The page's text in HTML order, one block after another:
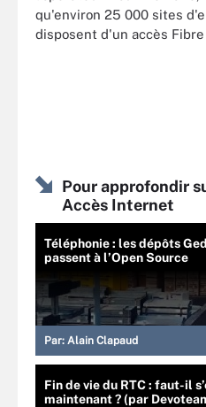
qu'environ 25 000 sites
disposent d'un accès
Pour approfondir
Accès Internet
Téléphonie : les dépôts
passent à l’Open Source
Par: Alain Clapaud
Fin de vie du RTC : faut-il
maintenant ? (par